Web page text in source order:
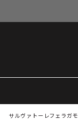
サルヴァトーレフェラガ